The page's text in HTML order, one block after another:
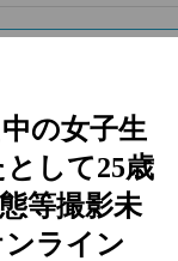
の女子生
して25歳
等撮影未
ライン